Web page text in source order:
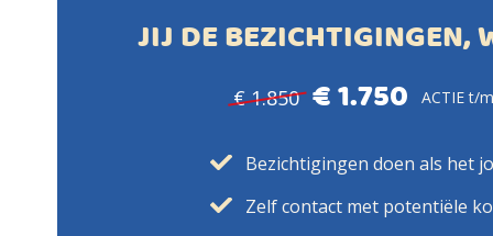
JIJ DE BEZICHTIGINGEN,
€ 1.850 € 1.750 ACTIE t/
Bezichtigingen doen als het
Zelf contact met potentiële